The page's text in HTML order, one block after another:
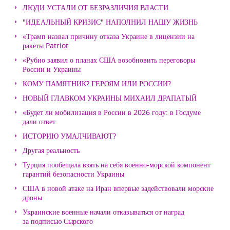
ЛЮДИ УСТАЛИ ОТ БЕЗРАЗЛИЧИЯ ВЛАСТИ
"ИДЕАЛЬНЫЙ КРИЗИС" НАПОЛНИЛ НАШУ ЖИЗНЬ
«Трамп назвал причину отказа Украине в лицензии на
ракеты Patriot
«Рубио заявил о планах США возобновить переговоры
России и Украины
КОМУ ПАМЯТНИК? ГЕРОЯМ ИЛИ РОССИИ?
НОВЫЙ ГЛАВКОМ УКРАИНЫ МИХАИЛ ДРАПАТЫЙ
«Будет ли мобилизация в России в 2026 году: в Госдуме
дали ответ
ИСТОРИЮ УМАЛЧИВАЮТ?
Другая реальность
Турция пообещала взять на себя военно-морской компонент
гарантий безопасности Украины
США в новой атаке на Иран впервые задействовали морские
дроны
Украинские военные начали отказываться от наград
за подписью Сырского